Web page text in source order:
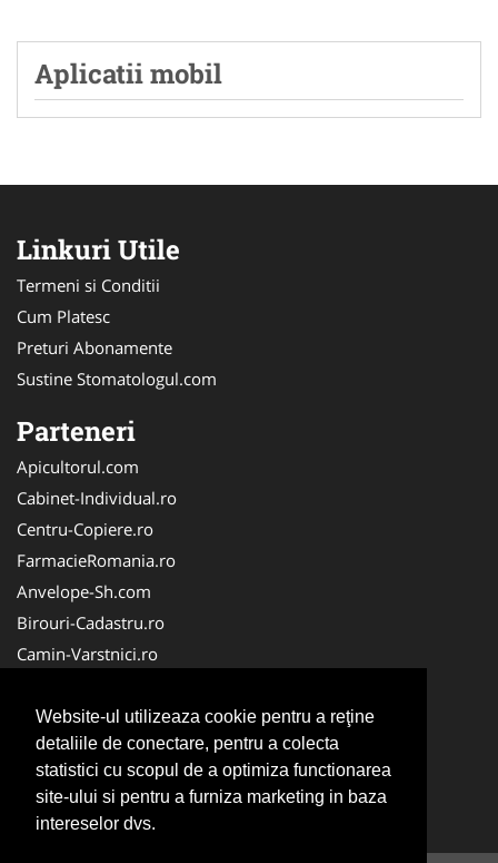
Website-ul utilizeaza cookie pentru a reţine
detaliile de conectare, pentru a colecta
statistici cu scopul de a optimiza functionarea
site-ului si pentru a furniza marketing in baza
intereselor dvs.
Aplicatii mobil
Linkuri Utile
Termeni si Conditii
Cum Platesc
Preturi Abonamente
Sustine Stomatologul.com
Parteneri
Apicultorul.com
Cabinet-Individual.ro
Centru-Copiere.ro
FarmacieRomania.ro
Anvelope-Sh.com
Birouri-Cadastru.ro
Camin-Varstnici.ro
Cabinet-Ginecologic.ro
Cabinet-Psihologie.com
Clinica-Privata.ro
InchiriereToaleteEcologice.ro